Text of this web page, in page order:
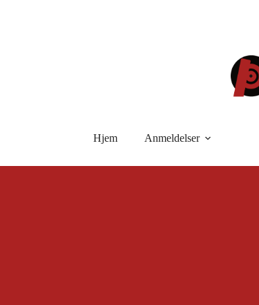
Hjem Anmeldelser